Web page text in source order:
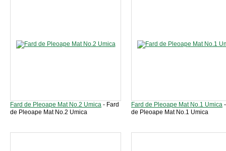
Fard de Pleoape Mat No.2 Umica - Fard
de Pleoape Mat No.2 Umica
Fard de Pleoape Mat No.1 Umica
de Pleoape Mat No.1 Umica